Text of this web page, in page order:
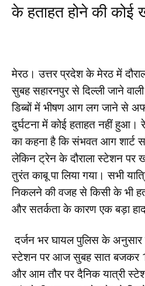
के हताहत होने की कोई
मेरठ। उत्तर प्रदेश के मेरठ में
सुबह सहारनपुर से दिल्ली जाने
डिब्बों में भीषण आग लग जाने से
दुर्घटना में कोई हताहत नहीं
का कहना है कि संभवत आग शार्ट
लेकिन ट्रेन के दौराला स्टेशन
तुरंत काबू पा लिया गया। सभी
निकलने की वजह से किसी के भी
और सतर्कता के कारण एक बड़ा
दर्जन भर घायल पुलिस के अनुसार
स्टेशन पर आज सुबह सात बजकर
और आम तौर पर दैनिक यात्री